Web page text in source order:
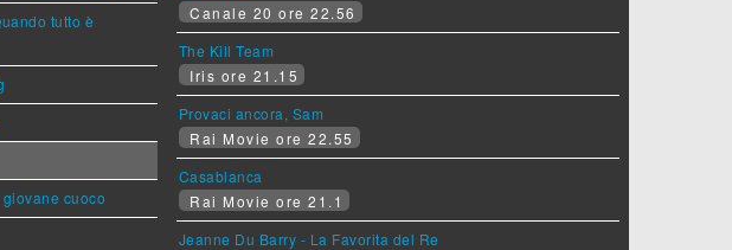
tutto è
cuoco
Canale 20 ore 22.56
The Kill Team
Iris ore 21.15
Provaci ancora, Sam
Rai Movie ore 22.55
Casablanca
Rai Movie ore 21.1
Jeanne Du Barry - La Favorita del Re